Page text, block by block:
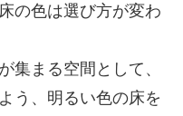
の色は選び方が変わ
集まる空間として、
う、明るい色の床を